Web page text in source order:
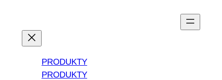
PRODUKTY
PRODUKTY